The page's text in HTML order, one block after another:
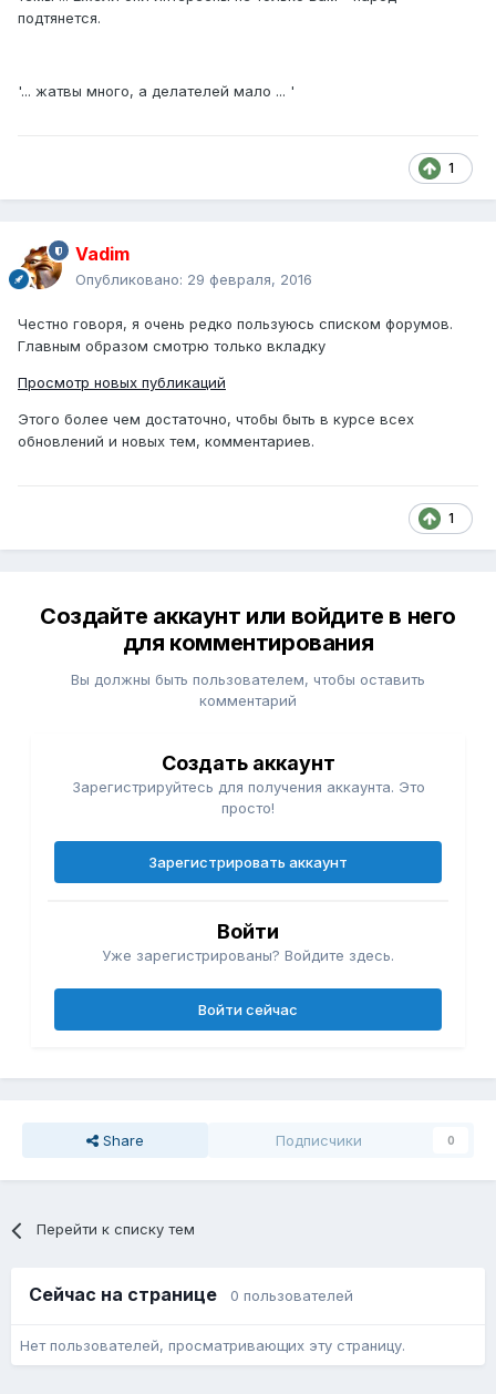
подтянется.
'... жатвы много, а делателей мало ... '
1
Vadim
Опубликовано: 29 февраля, 2016
Честно говоря, я очень редко пользуюсь списком форумов.
Главным образом смотрю только вкладку
Просмотр новых публикаций
Этого более чем достаточно, чтобы быть в курсе всех
обновлений и новых тем, комментариев.
1
Создайте аккаунт или войдите в него
для комментирования
Вы должны быть пользователем, чтобы оставить
комментарий
Создать аккаунт
Зарегистрируйтесь для получения аккаунта. Это
просто!
Зарегистрировать аккаунт
Войти
Уже зарегистрированы? Войдите здесь.
Войти сейчас
Share Подписчики 0
Перейти к списку тем
Сейчас на странице 0 пользователей
Нет пользователей, просматривающих эту страницу.